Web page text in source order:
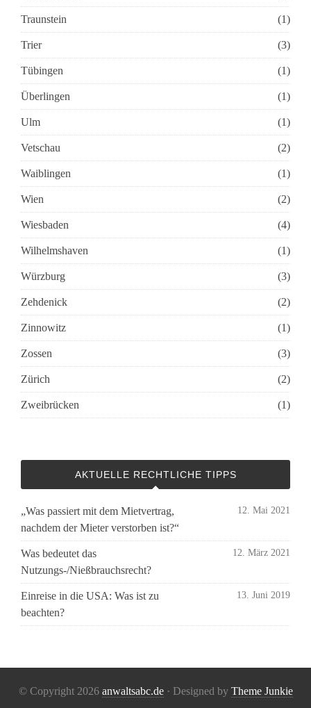
Traunstein (1)
Trier (3)
Tübingen (1)
Überlingen (1)
Ulm (1)
Vetschau (2)
Waiblingen (1)
Wien (2)
Wiesbaden (4)
Wilhelmshaven (1)
Würzburg (3)
Zehdenick (2)
Zinnowitz (1)
Zossen (3)
Zürich (2)
Zweibrücken (1)
AKTUELLE RECHTLICHE TIPPS
„Was passiert mit dem Mietvertrag,
nachdem der Mieter verstorben ist?“
12. Mai 2021
Was bedeutet das
Nutzungs-/Nießbrauchsrecht?
12. März 2021
Einreise in die USA: Was ist zu
beachten?
13. Juni 2019
© Copyright 2026 anwaltsabc.de· Designed by Theme Junkie